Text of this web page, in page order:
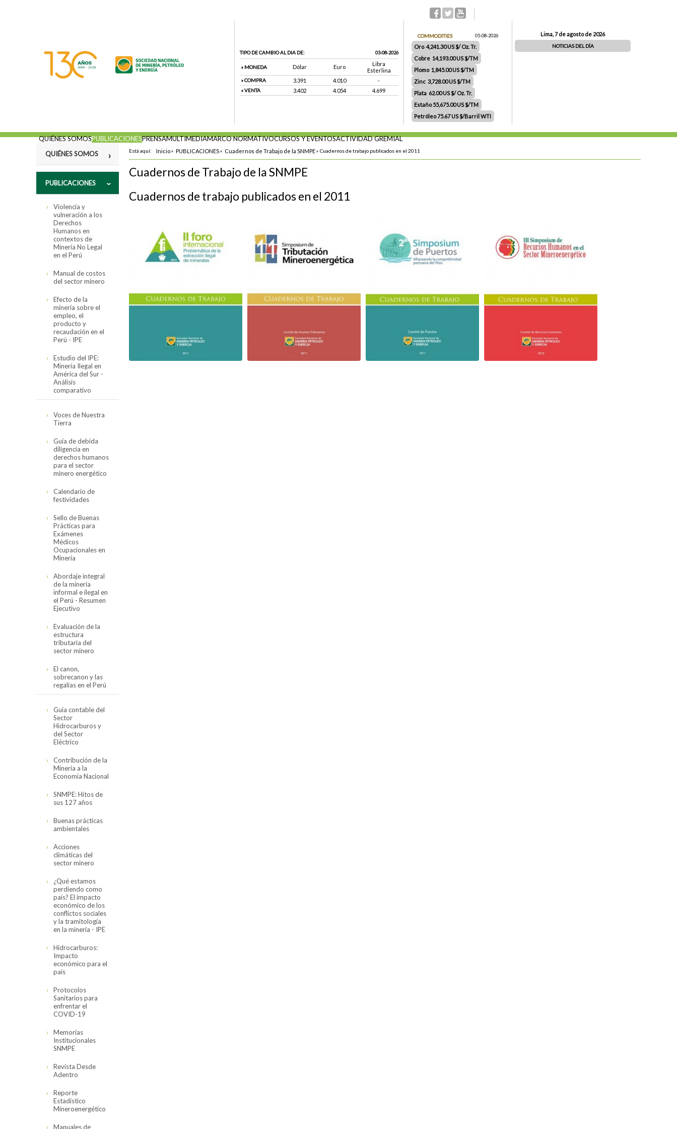
TIPO DE CAMBIO AL DIA DE: 03-08-2026
» MONEDA Dólar Euro
Libra
Esterlina
» COMPRA 3.391 4.010 -
» VENTA 3.402 4.054 4.699
COMMODITIES 05-08-2026
Oro 4,241.30 US $/ Oz. Tr.
Cobre 14,193.00 US $/TM
Plomo 1,845.00 US $/TM
Zinc 3,728.00 US $/TM
Plata 62.00 US $/ Oz. Tr.
Estaño 55,675.00 US $/TM
Petróleo 75.67 US $/Barril WTI
Lima, 7 de agosto de 2026
NOTICIAS DEL DÍA
QUIÉNES SOMOSPUBLICACIONESPRENSAMULTIMEDIAMARCO NORMATIVOCURSOS Y EVENTOSACTIVIDAD GREMIAL
QUIÉNES SOMOS
Fines
Estatutos
Código de
Conducta
de Conducta
Conducta de la
SNMPE y
Contexto
Internacional
Encuesta de
Directorio
Organigrama
Personal SNMPE
Minería
Hidrocarburos
Servicios
Cómo asociarse
Comités
Estructura de
comités
Sectorial Minero
Sectorial de
Hidrocarburos
Sectorial
Nuestros Servicios
PUBLICACIONES
Violencia y
vulneración a los
Derechos
Humanos en
contextos de
Minería No Legal
en el Perú
Manual de costos
del sector minero
Efecto de la
minería sobre el
empleo, el
producto y
recaudación en el
Perú - IPE
Estudio del IPE:
Minería Ilegal en
América del Sur -
Análisis
comparativo
Estudio completo
resumen
Voces de Nuestra
Tierra
Guía de debida
diligencia en
derechos humanos
para el sector
minero energético
Calendario de
festividades
Sello de Buenas
Prácticas para
Exámenes
Médicos
Ocupacionales en
Minería
Abordaje integral
de la minería
informal e ilegal en
el Perú - Resumen
Ejecutivo
Evaluación de la
estructura
tributaria del
sector minero
El canon,
sobrecanon y las
regalías en el Perú
Cifras actualizadas
en noviembre del
2019
El canon,
regalías en el Perú
(2008-2017)
Guía contable del
Sector
Hidrocarburos y
del Sector
Eléctrico
Contribución de la
Minería a la
Economía Nacional
SNMPE: Hitos de
sus 127 años
Buenas prácticas
ambientales
Acciones
climáticas del
sector minero
¿Qué estamos
perdiendo como
país? El impacto
económico de los
conflictos sociales
y la tramitología
en la minería - IPE
Hidrocarburos:
Impacto
económico para el
país
Protocolos
Sanitarios para
enfrentar el
COVID-19
Memorias
Institucionales
SNMPE
Revista Desde
Adentro
Reporte
Estadístico
Mineroenergético
Manuales de
Está aquí: Inicio» PUBLICACIONES» Cuadernos de Trabajo de la SNMPE» Cuadernos de trabajo publicados en el 2011
Cuadernos de Trabajo de la SNMPE
Cuadernos de trabajo publicados en el 2011